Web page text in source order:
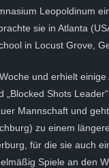
Leopoldinum
sie in Atlanta
in Locust Grove,
und erhielt
„Blocked Shots
Mannschaft und
zu einem
für die sie auch
Spiele an den